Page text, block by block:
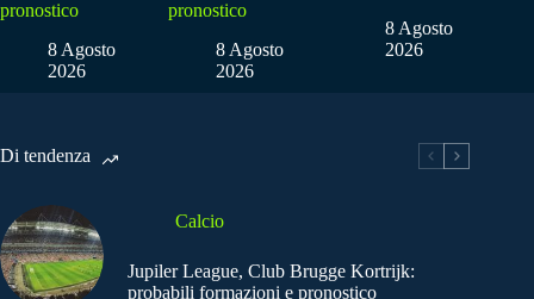
pronostico
8 Agosto
2026
pronostico
8 Agosto
2026
8 Agosto
2026
Di tendenza
Calcio
Jupiler League, Club Brugge Kortrijk:
probabili formazioni e pronostico